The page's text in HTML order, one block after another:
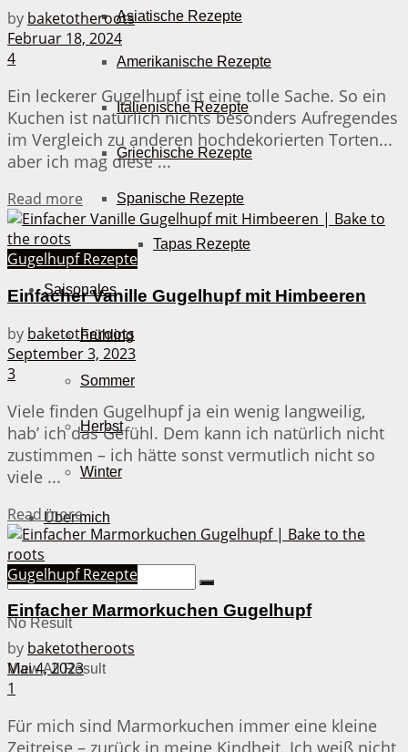
Asiatische Rezepte
Amerikanische Rezepte
Italienische Rezepte
Griechische Rezepte
Spanische Rezepte
Tapas Rezepte
Saisonales
Frühling
Sommer
Herbst
Winter
Über mich
No Result
View All Result
by baketotheroots
Februar 18, 2024
4
Ein leckerer Gugelhupf ist eine tolle Sache. So ein
Kuchen ist natürlich nichts besonders Aufregendes
im Vergleich zu anderen hochdekorierten Torten...
aber ich mag diese ...
Read more Details
Gugelhupf Rezepte
Einfacher Vanille Gugelhupf mit Himbeeren
by baketotheroots
September 3, 2023
3
Viele finden Gugelhupf ja ein wenig langweilig,
hab’ ich das Gefühl. Dem kann ich natürlich nicht
zustimmen – ich hätte sonst vermutlich nicht so
viele ...
Read moreDetails
Gugelhupf Rezepte
Einfacher Marmorkuchen Gugelhupf
by baketotheroots
Mai 4, 2023
1
Für mich sind Marmorkuchen immer eine kleine
Zeitreise – zurück in meine Kindheit. Ich weiß nicht